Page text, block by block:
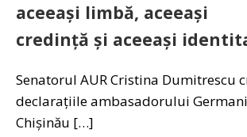
aceeași limbă, aceeași
credință și aceeași
Senatorul AUR Cristina Dumitrescu
declarațiile ambasadorului
Chișinău […]